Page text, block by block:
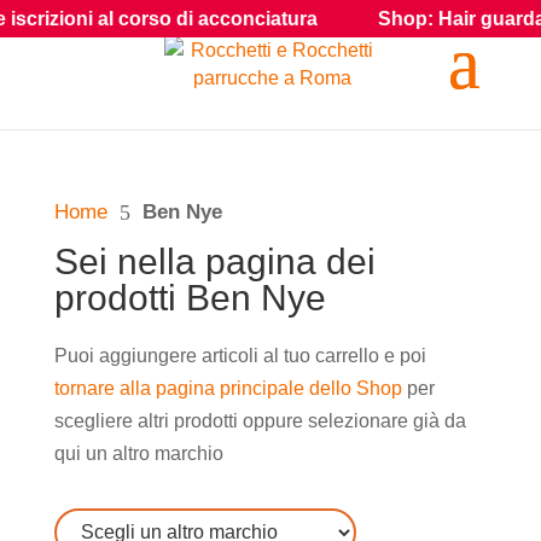
Home 5 Ben Nye
Sei nella pagina dei
prodotti Ben Nye
Puoi aggiungere articoli al tuo carrello e poi
tornare alla pagina principale dello Shopper
scegliere altri prodotti oppure selezionare già da
qui un altro marchio
al corso di acconciatura Shop: Hair guarda